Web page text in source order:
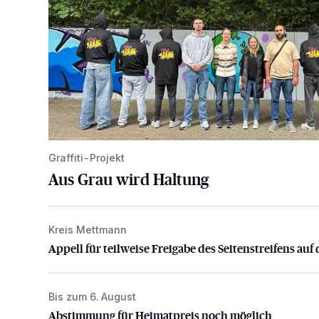
Graffiti-Projekt
Aus Grau wird Haltung
Appell für teilweise Freigabe des Seitenstreifens auf
Kreis Mettmann
Appell für teilweise Freigabe des Seitenstreifens auf
Abstimmung für Heimatpreis noch möglich
Bis zum 6. August
Abstimmung für Heimatpreis noch möglich